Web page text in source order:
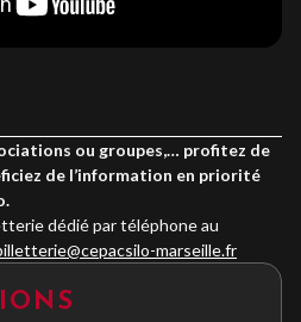
ou groupes,… profitez de
de l’information en priorité
dédié par téléphone au
marseille.fr